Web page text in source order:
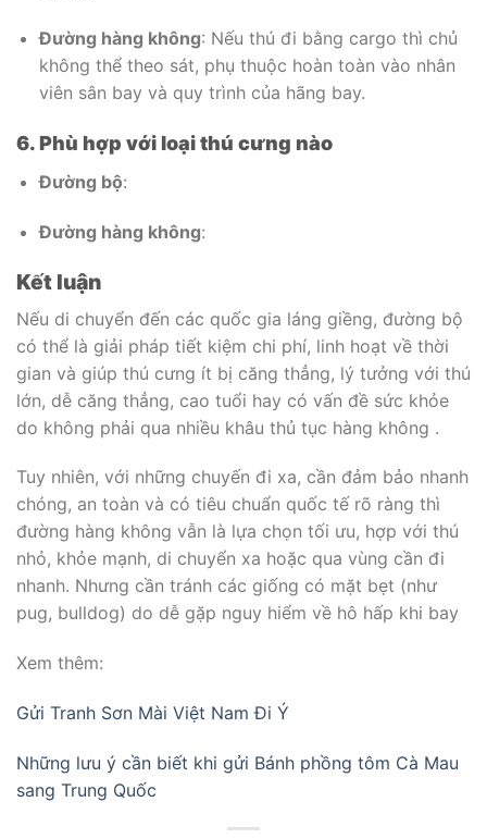
Đường hàng không: Nếu thú đi bằng cargo thì chủ
không thể theo sát, phụ thuộc hoàn toàn vào nhân
viên sân bay và quy trình của hãng bay.
6. Phù hợp với loại thú cưng nào
Đường bộ:
Đường hàng không:
Kết luận
Nếu di chuyển đến các quốc gia láng giềng, đường bộ
có thể là giải pháp tiết kiệm chi phí, linh hoạt về thời
gian và giúp thú cưng ít bị căng thẳng, lý tưởng với thú
lớn, dễ căng thẳng, cao tuổi hay có vấn đề sức khỏe
do không phải qua nhiều khâu thủ tục hàng không .
Tuy nhiên, với những chuyến đi xa, cần đảm bảo nhanh
chóng, an toàn và có tiêu chuẩn quốc tế rõ ràng thì
đường hàng không vẫn là lựa chọn tối ưu, hợp với thú
nhỏ, khỏe mạnh, di chuyển xa hoặc qua vùng cần đi
nhanh. Nhưng cần tránh các giống có mặt bẹt (như
pug, bulldog) do dễ gặp nguy hiểm về hô hấp khi bay
Xem thêm:
Gửi Tranh Sơn Mài Việt Nam Đi Ý
Những lưu ý cần biết khi gửi Bánh phồng tôm Cà Mau
sang Trung Quốc